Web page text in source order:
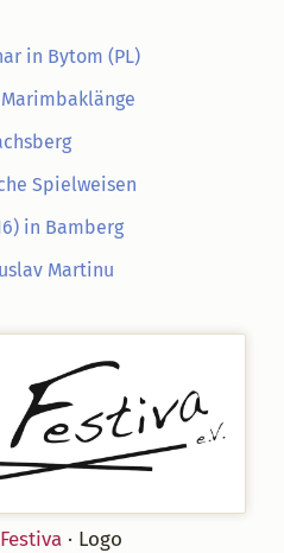
in Bytom (PL)
Spielweisen
in Bamberg
Martinu
· Logo